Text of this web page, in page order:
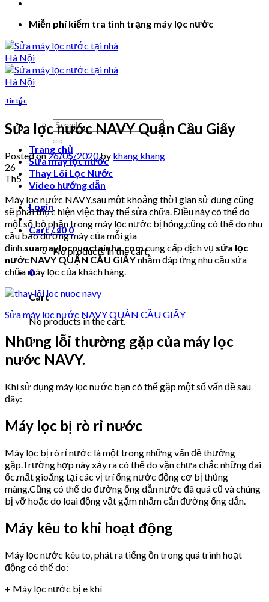
Miễn phí kiểm tra tình trạng máy lọc nước
Search
for:
Trang chủ
Sửa máy lọc nước
Thay Lõi Lọc Nước
Video hướng dẫn
Login
Cart /₫0 0
No products in the cart.
0
Cart
No products in the cart.
Tin tức
Sửa lọc nước NAVY Quận Cầu Giấy
Posted on26/05/2020by khang khang
26
Th5
Máy lọc nước NAVY,sau một khoảng thời gian sử dụng cũng
sẽ phải thực hiện việc thay thế sửa chữa. Điều này có thể do
một số bộ phận trong máy lọc nước bị hỏng,cũng có thể do nhu
cầu bảo dưỡng máy của mỗi gia
đình.suamaylocnuoctainha.comcung cấp dịch vụ sửa lọc
nước NAVY QUẬN CẦU GIẤYnhằm đáp ứng nhu cầu sửa
chữa máy lọc của khách hàng.
Sửa máy lọc nước NAVY QUẬN CẦU GIẤY
Những lỗi thường gặp của máy lọc
nước NAVY.
Khi sử dụng máy lọc nước bạn có thể gặp một số vấn đề sau
đây:
Máy lọc bị rò rỉ nước
Máy lọc bị rò rỉ nước là một trong những vấn đề thường
gặp.Trường hợp này xảy ra có thể do vặn chưa chắc những đai
ốc,mất gioăng tại các vị trí ống nước động cơ bị thủng
màng.Cũng có thể do đường ống dẫn nước đã quá cũ và chúng
bị vỡ hoặc do loai động vật gặm nhấm cắn đường ống dẫn.
Máy kêu to khi hoạt động
Máy lọc nước kêu to, phát ra tiếng ồn trong quá trình hoạt
động có thể do:
+ Máy lọc nước bị e khí